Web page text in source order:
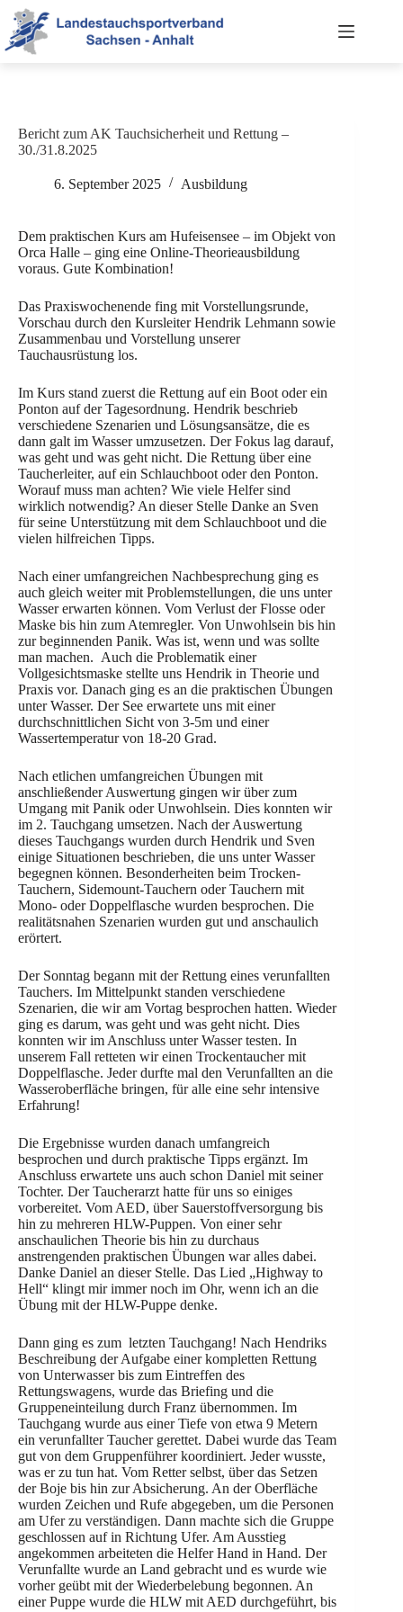
Zum
Inhalt
springen
Bericht zum AK Tauchsicherheit und Rettung –
30./31.8.2025
6. September 2025 Ausbildung
Dem praktischen Kurs am Hufeisensee – im Objekt von
Orca Halle – ging eine Online-Theorieausbildung
voraus. Gute Kombination!
Das Praxiswochenende fing mit Vorstellungsrunde,
Vorschau durch den Kursleiter Hendrik Lehmann sowie
Zusammenbau und Vorstellung unserer
Tauchausrüstung los.
Im Kurs stand zuerst die Rettung auf ein Boot oder ein
Ponton auf der Tagesordnung. Hendrik beschrieb
verschiedene Szenarien und Lösungsansätze, die es
dann galt im Wasser umzusetzen. Der Fokus lag darauf,
was geht und was geht nicht. Die Rettung über eine
Taucherleiter, auf ein Schlauchboot oder den Ponton.
Worauf muss man achten? Wie viele Helfer sind
wirklich notwendig? An dieser Stelle Danke an Sven
für seine Unterstützung mit dem Schlauchboot und die
vielen hilfreichen Tipps.
Nach einer umfangreichen Nachbesprechung ging es
auch gleich weiter mit Problemstellungen, die uns unter
Wasser erwarten können. Vom Verlust der Flosse oder
Maske bis hin zum Atemregler. Von Unwohlsein bis hin
zur beginnenden Panik. Was ist, wenn und was sollte
man machen. Auch die Problematik einer
Vollgesichtsmaske stellte uns Hendrik in Theorie und
Praxis vor. Danach ging es an die praktischen Übungen
unter Wasser. Der See erwartete uns mit einer
durchschnittlichen Sicht von 3-5m und einer
Wassertemperatur von 18-20 Grad.
Nach etlichen umfangreichen Übungen mit
anschließender Auswertung gingen wir über zum
Umgang mit Panik oder Unwohlsein. Dies konnten wir
im 2. Tauchgang umsetzen. Nach der Auswertung
dieses Tauchgangs wurden durch Hendrik und Sven
einige Situationen beschrieben, die uns unter Wasser
begegnen können. Besonderheiten beim Trocken-
Tauchern, Sidemount-Tauchern oder Tauchern mit
Mono- oder Doppelflasche wurden besprochen. Die
realitätsnahen Szenarien wurden gut und anschaulich
erörtert.
Der Sonntag begann mit der Rettung eines verunfallten
Tauchers. Im Mittelpunkt standen verschiedene
Szenarien, die wir am Vortag besprochen hatten. Wieder
ging es darum, was geht und was geht nicht. Dies
konnten wir im Anschluss unter Wasser testen. In
unserem Fall retteten wir einen Trockentaucher mit
Doppelflasche. Jeder durfte mal den Verunfallten an die
Wasseroberfläche bringen, für alle eine sehr intensive
Erfahrung!
Die Ergebnisse wurden danach umfangreich
besprochen und durch praktische Tipps ergänzt. Im
Anschluss erwartete uns auch schon Daniel mit seiner
Tochter. Der Taucherarzt hatte für uns so einiges
vorbereitet. Vom AED, über Sauerstoffversorgung bis
hin zu mehreren HLW-Puppen. Von einer sehr
anschaulichen Theorie bis hin zu durchaus
anstrengenden praktischen Übungen war alles dabei.
Danke Daniel an dieser Stelle. Das Lied „Highway to
Hell“ klingt mir immer noch im Ohr, wenn ich an die
Übung mit der HLW-Puppe denke.
Dann ging es zum letzten Tauchgang! Nach Hendriks
Beschreibung der Aufgabe einer kompletten Rettung
von Unterwasser bis zum Eintreffen des
Rettungswagens, wurde das Briefing und die
Gruppeneinteilung durch Franz übernommen. Im
Tauchgang wurde aus einer Tiefe von etwa 9 Metern
ein verunfallter Taucher gerettet. Dabei wurde das Team
gut von dem Gruppenführer koordiniert. Jeder wusste,
was er zu tun hat. Vom Retter selbst, über das Setzen
der Boje bis hin zur Absicherung. An der Oberfläche
wurden Zeichen und Rufe abgegeben, um die Personen
am Ufer zu verständigen. Dann machte sich die Gruppe
geschlossen auf in Richtung Ufer. Am Ausstieg
angekommen arbeiteten die Helfer Hand in Hand. Der
Verunfallte wurde an Land gebracht und es wurde wie
vorher geübt mit der Wiederbelebung begonnen. An
einer Puppe wurde die HLW mit AED durchgeführt, bis